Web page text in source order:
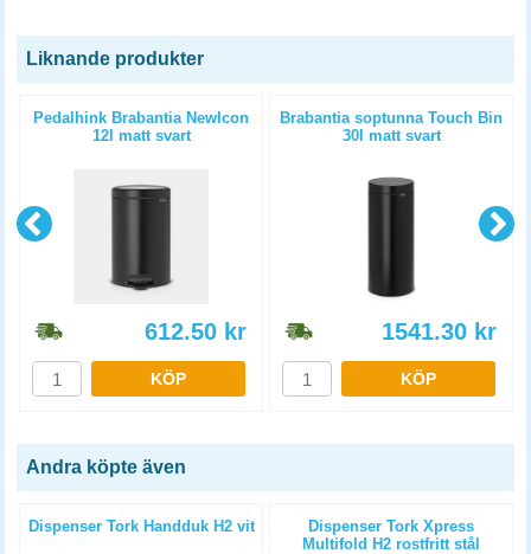
Liknande produkter
Pedalhink Brabantia NewIcon
12l matt svart
612.50 kr
KÖP
Brabantia soptunna Touch Bin
30l matt svart
1541.30 kr
KÖP
Andra köpte även
Dispenser Tork Handduk H2 vit
Dispenser Tork Xpress
Multifold H2 rostfritt stål